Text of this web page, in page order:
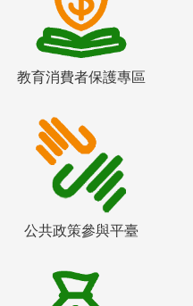
教育消費者保護專區
公共政策參與平臺